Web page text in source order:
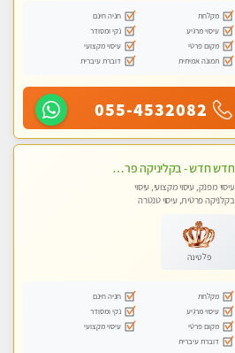
מקלחת
חניה חינם
עיסוי מרגיע
נקי ומסודר
מקום פרטי
עיסוי מקצועי
תמונה אמיתית
דוברת עיברית
055-4532082
חדש חדש - בקליניקה פרטית בהרצליה עיסוי לחידוש אנרגיות עיסוי חלומי מומלץ מאוד !
עיסוי מפנק, עיסוי מקצועי, עיסוי
בקלניקה פרטית, עיסוי טנטרה
פלטינה
מקלחת
חניה חינם
עיסוי מרגיע
נקי ומסודר
מקום פרטי
עיסוי מקצועי
דוברת עיברית